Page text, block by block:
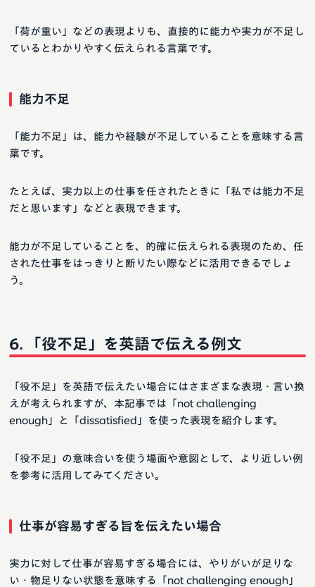
「荷が重い」などの表現よりも、直接的に能力や実力が不足し
ているとわかりやすく伝えられる言葉です。
能力不足
「能力不足」は、能力や経験が不足していることを意味する言
葉です。
たとえば、実力以上の仕事を任されたときに「私では能力不足
だと思います」などと表現できます。
能力が不足していることを、的確に伝えられる表現のため、任
された仕事をはっきりと断りたい際などに活用できるでしょ
う。
「役不足」を英語で伝える例文
「役不足」を英語で伝えたい場合にはさまざまな表現・言い換
えが考えられますが、本記事では「not challenging
enough」と「dissatisfied」を使った表現を紹介します。
「役不足」の意味合いを使う場面や意図として、より近しい例
を参考に活用してみてください。
仕事が容易すぎる旨を伝えたい場合
実力に対して仕事が容易すぎる場合には、やりがいが足りな
い・物足りない状態を意味する「not challenging enough」